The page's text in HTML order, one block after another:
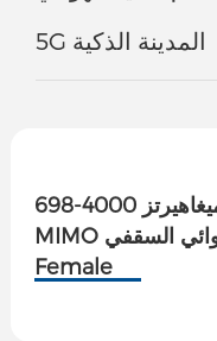
5G المدينة الذكية
698-4000 ميغاهيرتز
MIMO الهوائي السقفي N-
Female